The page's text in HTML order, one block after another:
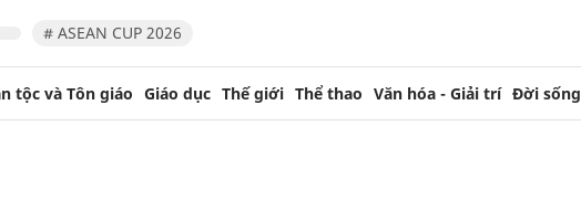
# ASEAN CUP 2026
tộc và Tôn giáo Giáo dục Thế giới Thể thao Văn hóa - Giải trí Đời sống